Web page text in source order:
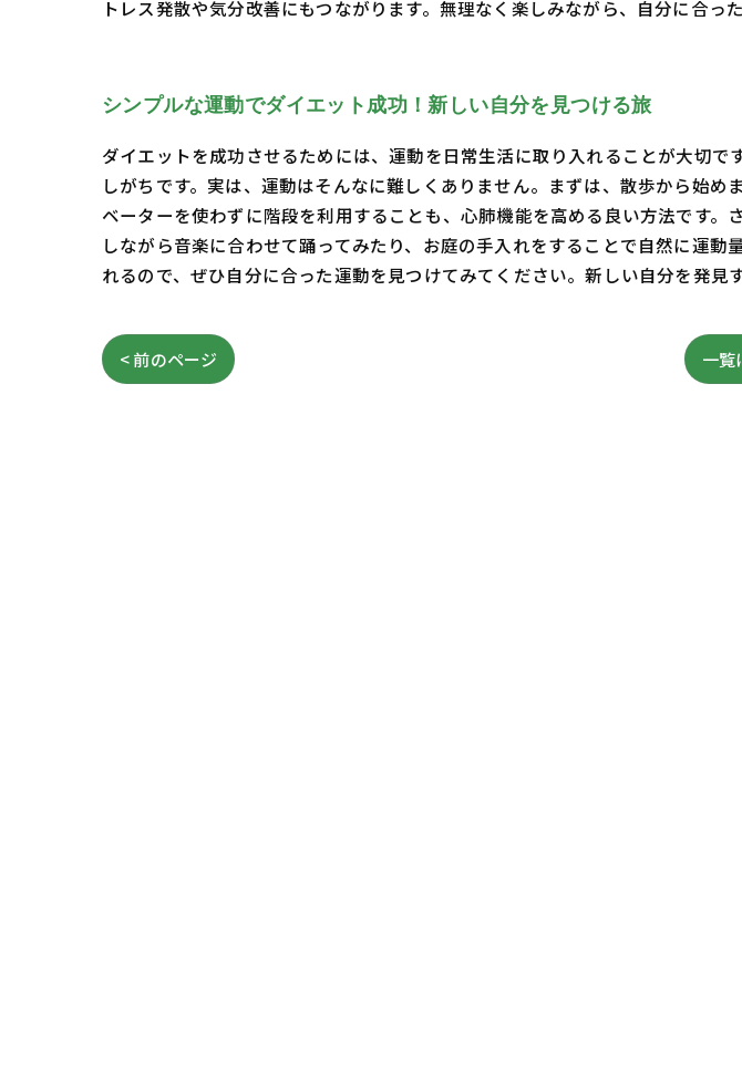
トレス発散や気分改善にもつながります。無理なく楽しみながら、自分に合っ
シンプルな運動でダイエット成功！新しい自分を見つける旅
ダイエットを成功させるためには、運動を日常生活に取り入れることが大切
しがちです。実は、運動はそんなに難しくありません。まずは、散歩から始
ベーターを使わずに階段を利用することも、心肺機能を高める良い方法です
しながら音楽に合わせて踊ってみたり、お庭の手入れをすることで自然に運
れるので、ぜひ自分に合った運動を見つけてみてください。新しい自分を発見
< 前のページ 一覧